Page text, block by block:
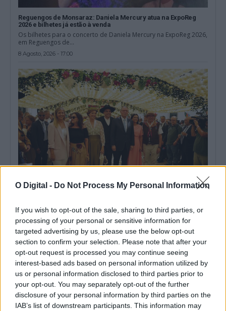
O Digital - Do Not Process My Personal Information
If you wish to opt-out of the sale, sharing to third parties, or
processing of your personal or sensitive information for
targeted advertising by us, please use the below opt-out
section to confirm your selection. Please note that after your
opt-out request is processed you may continue seeing
interest-based ads based on personal information utilized by
us or personal information disclosed to third parties prior to
your opt-out. You may separately opt-out of the further
disclosure of your personal information by third parties on the
IAB’s list of downstream participants. This information may
Reguengos de Monsaraz: Daniela Mercury atua na ExpoReg
2026 e bilhetes já estão à venda
Os bilhetes para o concerto de Daniela Mercury na ExpoReg 2026,
em Reguengos de...
8 Agosto, 2026 - 17:00
visita às Festas do Povo de Campo Maior
O Presidente da República, António José Seguro, presidiu este
sábado, 8 de agosto, à...
8 Agosto, 2026 - 16:08